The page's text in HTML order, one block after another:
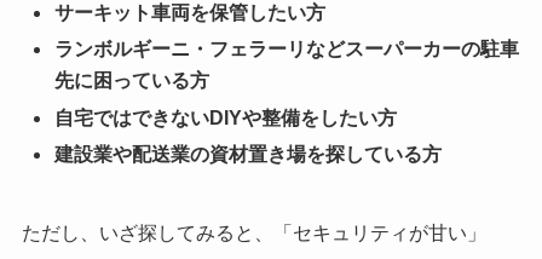
サーキット車両を保管したい方
ランボルギーニ・フェラーリなどスーパーカーの駐車
先に困っている方
自宅ではできないDIYや整備をしたい方
建設業や配送業の資材置き場を探している方
ただし、いざ探してみると、「セキュリティが甘い」